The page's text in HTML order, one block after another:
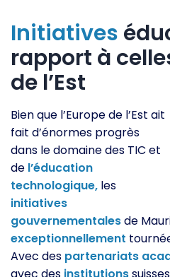
Initiatives
rapport à
de l’Est
Bien que l’Europe de l’Est ait
fait d’énormes progrès
dans le domaine des TIC et
de l’éducation
technologique, les
initiatives
gouvernementalesde
exceptionnellement
Avec des partenariats
avec des institutions